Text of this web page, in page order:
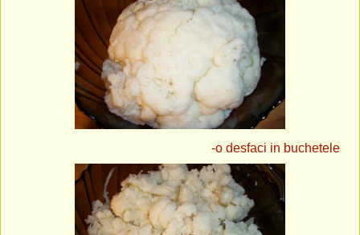
-o desfaci in buchetele